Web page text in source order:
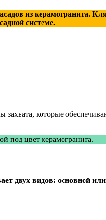
из керамогранита.
системе.
которые
под цвет керамогранита.
двух видов: основной